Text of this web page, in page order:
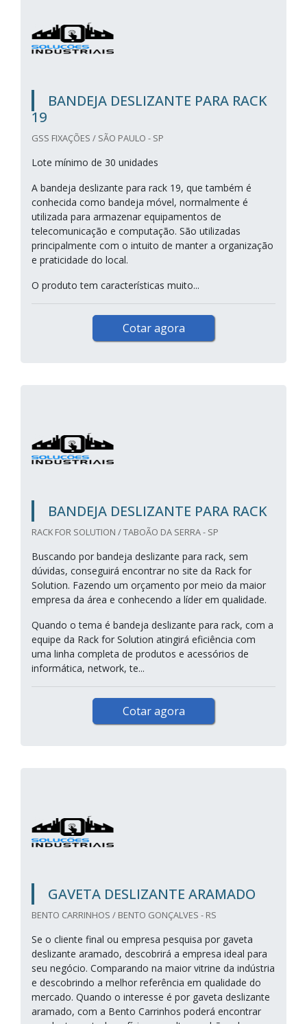
BANDEJA DESLIZANTE PARA RACK
19
GSS FIXAÇÕES / SÃO PAULO - SP
Lote mínimo de 30 unidades
A bandeja deslizante para rack 19, que também é
conhecida como bandeja móvel, normalmente é
utilizada para armazenar equipamentos de
telecomunicação e computação. São utilizadas
principalmente com o intuito de manter a organização
e praticidade do local.
O produto tem características muito...
Cotar agora
BANDEJA DESLIZANTE PARA RACK
RACK FOR SOLUTION / TABOÃO DA SERRA - SP
Buscando por bandeja deslizante para rack, sem
dúvidas, conseguirá encontrar no site da Rack for
Solution. Fazendo um orçamento por meio da maior
empresa da área e conhecendo a líder em qualidade.
Quando o tema é bandeja deslizante para rack, com a
equipe da Rack for Solution atingirá eficiência com
uma linha completa de produtos e acessórios de
informática, network, te...
Cotar agora
GAVETA DESLIZANTE ARAMADO
BENTO CARRINHOS / BENTO GONÇALVES - RS
Se o cliente final ou empresa pesquisa por gaveta
deslizante aramado, descobrirá a empresa ideal para
seu negócio. Comparando na maior vitrine da indústria
e descobrindo a melhor referência em qualidade do
mercado. Quando o interesse é por gaveta deslizante
aramado, com a Bento Carrinhos poderá encontrar